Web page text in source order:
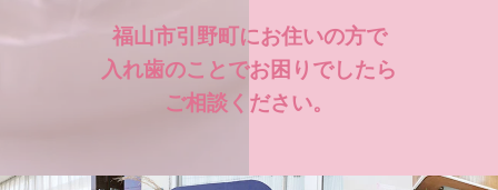
福山市引野町にお住いの方で
入れ歯のことでお困りでしたら
ご相談ください。